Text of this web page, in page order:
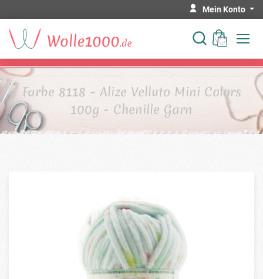
Mein Konto
Farbe 8118 - Alize Velluto Mini Colors
100g - Chenille Garn